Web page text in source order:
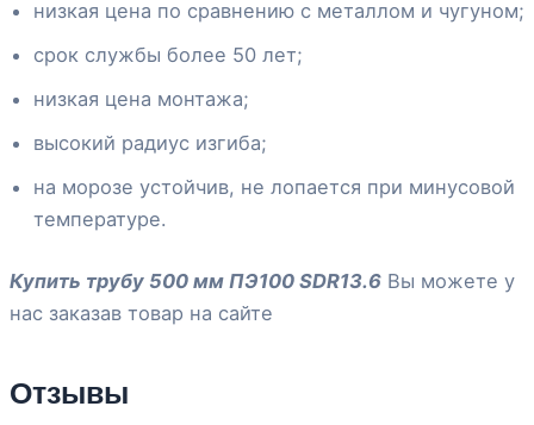
низкая цена по сравнению с металлом и чугуном;
срок службы более 50 лет;
низкая цена монтажа;
высокий радиус изгиба;
на морозе устойчив, не лопается при минусовой
температуре.
Купить трубу 500 мм ПЭ100 SDR13.6 Вы можете у
нас заказав товар на сайте
Отзывы